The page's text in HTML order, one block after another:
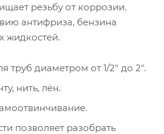
резьбу от коррозии.
антифриза, бензина
жидкостей.
труб диаметром от 1/2″ до 2″.
нить, лён.
позволяет разобрать